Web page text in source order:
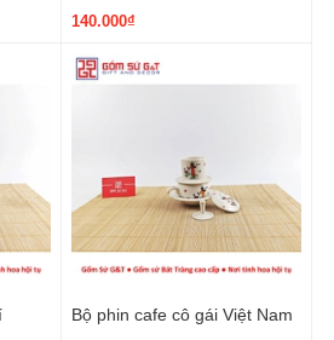
140.000₫
Bộ phin cafe cô gái Việt Nam